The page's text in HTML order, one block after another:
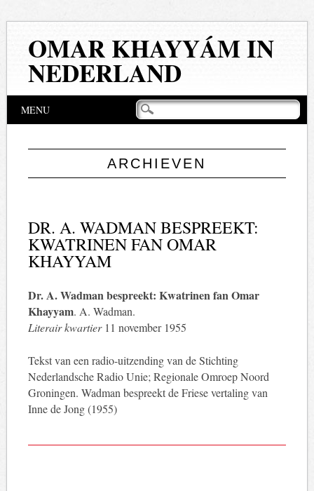
OMAR KHAYYÁM IN
NEDERLAND
Hoofdmenu
springen
MENU
ARCHIEVEN
DR. A. WADMAN BESPREEKT:
KWATRINEN FAN OMAR
KHAYYAM
Dr. A. Wadman bespreekt: Kwatrinen fan Omar
Khayyam. A. Wadman.
Literair kwartier11 november 1955
Tekst van een radio-uitzending van de Stichting
Nederlandsche Radio Unie; Regionale Omroep Noord
Groningen. Wadman bespreekt de Friese vertaling van
Inne de Jong (1955)